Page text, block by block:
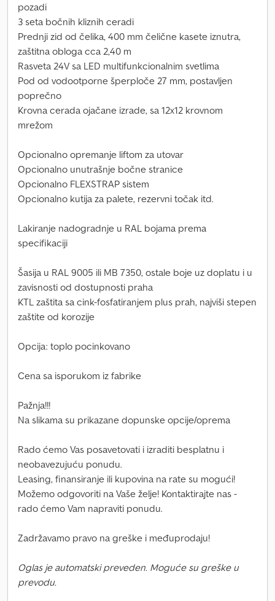
pozadi
3 seta bočnih kliznih ceradi
Prednji zid od čelika, 400 mm čelične kasete iznutra,
zaštitna obloga cca 2,40 m
Rasveta 24V sa LED multifunkcionalnim svetlima
Pod od vodootporne šperploče 27 mm, postavljen
poprečno
Krovna cerada ojačane izrade, sa 12x12 krovnom
mrežom
Opcionalno opremanje liftom za utovar
Opcionalno unutrašnje bočne stranice
Opcionalno FLEXSTRAP sistem
Opcionalno kutija za palete, rezervni točak itd.
Lakiranje nadogradnje u RAL bojama prema
specifikaciji
Šasija u RAL 9005 ili MB 7350, ostale boje uz doplatu i u
zavisnosti od dostupnosti praha
KTL zaštita sa cink-fosfatiranjem plus prah, najviši stepen
zaštite od korozije
Opcija: toplo pocinkovano
Cena sa isporukom iz fabrike
Pažnja!!!
Na slikama su prikazane dopunske opcije/oprema
Rado ćemo Vas posavetovati i izraditi besplatnu i
neobavezujuću ponudu.
Leasing, finansiranje ili kupovina na rate su mogući!
Možemo odgovoriti na Vaše želje! Kontaktirajte nas -
rado ćemo Vam napraviti ponudu.
Zadržavamo pravo na greške i međuprodaju!
Oglas je automatski preveden. Moguće su greške u
prevodu.